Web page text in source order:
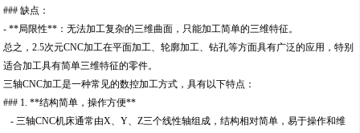
### 缺点：
- **局限性**：无法加工复杂的三维曲面，只能加工简单的三维特征。
总之，2.5次元CNC加工在平面加工、轮廓加工、钻孔等方面具有广泛的应用，特别
适合加工具有简单三维特征的零件。
三轴CNC加工是一种常见的数控加工方式，具有以下特点：
### 1. **结构简单，操作方便**
- 三轴CNC机床通常由X、Y、Z三个线性轴组成，结构相对简单，易于操作和维